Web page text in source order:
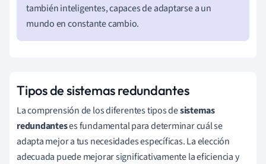
también inteligentes, capaces de adaptarse a un
mundo en constante cambio.
Tipos de sistemas redundantes
La comprensión de los diferentes tipos desistemas
redundanteses fundamental para determinar cuál se
adapta mejor a tus necesidades específicas. La elección
adecuada puede mejorar significativamente la eficiencia y